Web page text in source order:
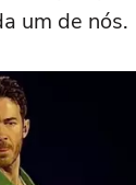
um de nós.